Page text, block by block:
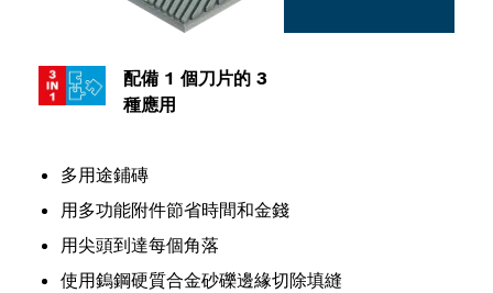
配備 1 個刀片的 3
種應用
多用途鋪磚
用多功能附件節省時間和金錢
用尖頭到達每個角落
使用鎢鋼硬質合金砂礫邊緣切除填縫